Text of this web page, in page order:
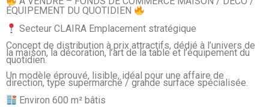
ÉQUIPEMENT DU QUOTIDIEN
Secteur CLAIRA Emplacement stratégique
Concept de distribution à prix attractifs, dédié à l’univers de
la maison, la décoration, l’art de la table et l’équipement du
quotidien.
Un modèle éprouvé, lisible, idéal pour une affaire de
direction, type supermarché / grande surface spécialisée.
Environ 600 m² bâtis